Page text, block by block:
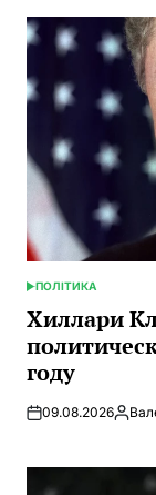
ОПУБЛИКОВАНО
В
ПОЛІТИКА
Хиллари
году
09.08.2026